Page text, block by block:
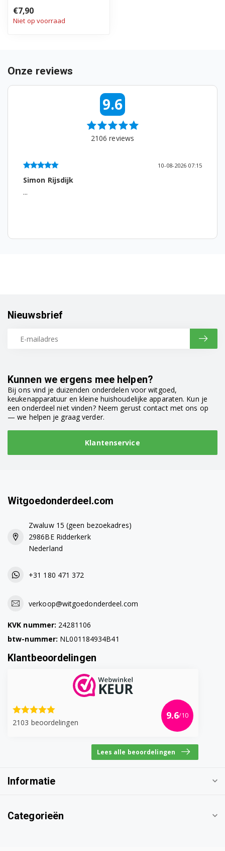
(00312502 / TZ80001A)
...
€7,90
Niet op voorraad
Onze reviews
9.6
2106 reviews
Kunnen we ergens mee helpen?
Bij ons vind je duizenden onderdelen voor witgoed,
keukenapparatuur en kleine huishoudelijke apparaten. Kun je
een onderdeel niet vinden? Neem gerust contact met ons op
— we helpen je graag verder.
Klantenservice
Nieuwsbrief
Witgoedonderdeel.com
Zwaluw 15 (geen bezoekadres)
2986BE Ridderkerk
Nederland
+31 180 471 372
verkoop@witgoedonderdeel.com
KVK nummer: 24281106
btw-nummer: NL001184934B41
Klantbeoordelingen
2103 beoordelingen
9.6/10
Lees alle beoordelingen
Informatie
Categorieën